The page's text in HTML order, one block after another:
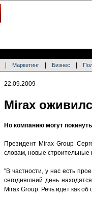
Маркетинг Бизнес
22.09.2009
Mirax
Но компанию могут
Президент Mirax Group
словам, новые строительные
"В частности, у нас есть
сегодняшний день
Mirax Group. Речь идет как